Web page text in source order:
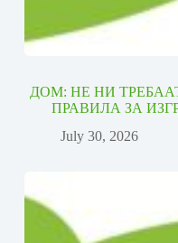
ДОМ: НЕ НИ
ПРАВИЛА ЗА
July 30, 2026